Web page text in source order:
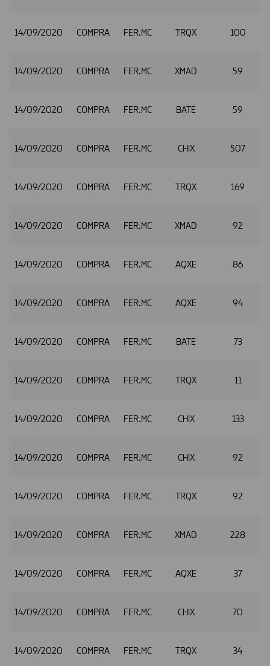
14/09/2020 COMPRA FER.MC TRQX 100
14/09/2020 COMPRA FER.MC XMAD 59
14/09/2020 COMPRA FER.MC BATE 59
14/09/2020 COMPRA FER.MC CHIX 507
14/09/2020 COMPRA FER.MC TRQX 169
14/09/2020 COMPRA FER.MC XMAD 92
14/09/2020 COMPRA FER.MC AQXE 86
14/09/2020 COMPRA FER.MC AQXE 94
14/09/2020 COMPRA FER.MC BATE 73
14/09/2020 COMPRA FER.MC TRQX 11
14/09/2020 COMPRA FER.MC CHIX 133
14/09/2020 COMPRA FER.MC CHIX 92
14/09/2020 COMPRA FER.MC TRQX 92
14/09/2020 COMPRA FER.MC XMAD 228
14/09/2020 COMPRA FER.MC AQXE 37
14/09/2020 COMPRA FER.MC CHIX 70
14/09/2020 COMPRA FER.MC TRQX 34